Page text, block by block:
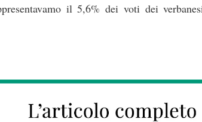
il 5,6% dei voti dei